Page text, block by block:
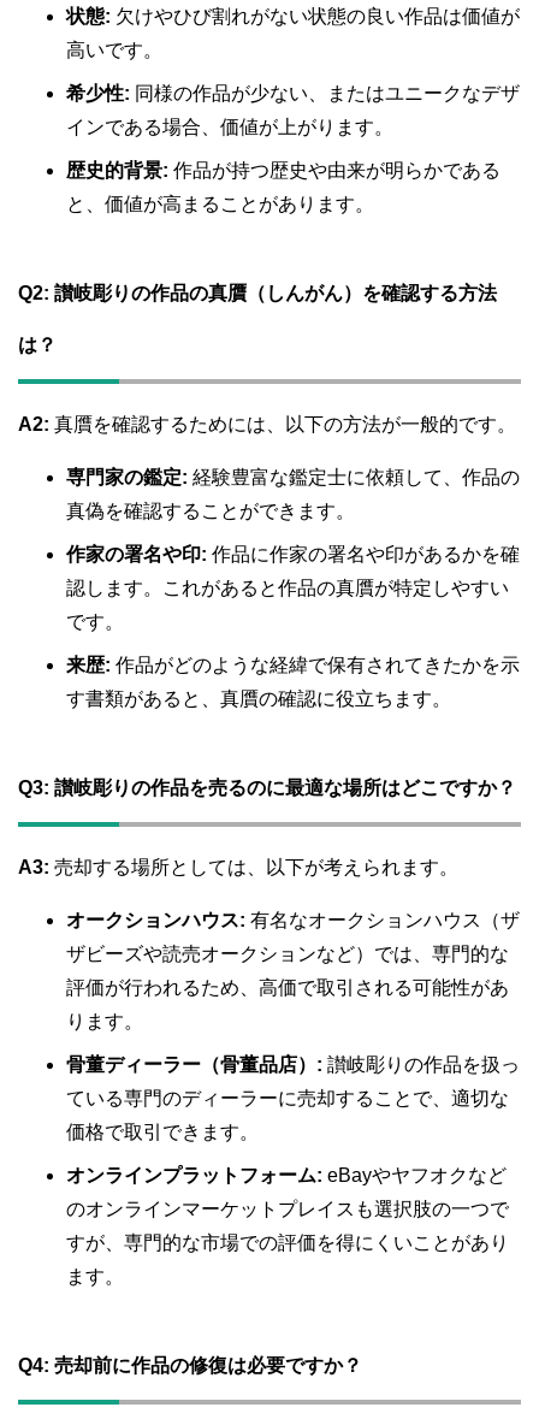
状態: 欠けやひび割れがない状態の良い作品は価値が
高いです。
希少性: 同様の作品が少ない、またはユニークなデザ
インである場合、価値が上がります。
歴史的背景: 作品が持つ歴史や由来が明らかである
と、価値が高まることがあります。
Q2: 讃岐彫りの作品の真贋（しんがん）を確認する方法
は？
A2: 真贋を確認するためには、以下の方法が一般的です。
専門家の鑑定: 経験豊富な鑑定士に依頼して、作品の
真偽を確認することができます。
作家の署名や印: 作品に作家の署名や印があるかを確
認します。これがあると作品の真贋が特定しやすい
です。
来歴: 作品がどのような経緯で保有されてきたかを示
す書類があると、真贋の確認に役立ちます。
Q3: 讃岐彫りの作品を売るのに最適な場所はどこですか？
A3: 売却する場所としては、以下が考えられます。
オークションハウス: 有名なオークションハウス（ザ
ザビーズや読売オークションなど）では、専門的な
評価が行われるため、高価で取引される可能性があ
ります。
骨董ディーラー（骨董品店）: 讃岐彫りの作品を扱っ
ている専門のディーラーに売却することで、適切な
価格で取引できます。
オンラインプラットフォーム: eBayやヤフオクなど
のオンラインマーケットプレイスも選択肢の一つで
すが、専門的な市場での評価を得にくいことがあり
ます。
Q4: 売却前に作品の修復は必要ですか？